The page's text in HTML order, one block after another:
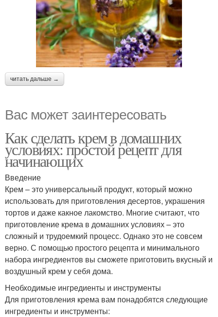
читать дальше →
Вас может заинтересовать
Как сделать крем в домашних
условиях: простой рецепт для
начинающих
Введение
Крем – это универсальный продукт, который можно
использовать для приготовления десертов, украшения
тортов и даже какное лакомство. Многие считают, что
приготовление крема в домашних условиях – это
сложный и трудоемкий процесс. Однако это не совсем
верно. С помощью простого рецепта и минимального
набора ингредиентов вы сможете приготовить вкусный и
воздушный крем у себя дома.
Необходимые ингредиенты и инструменты
Для приготовления крема вам понадобятся следующие
ингредиенты и инструменты: